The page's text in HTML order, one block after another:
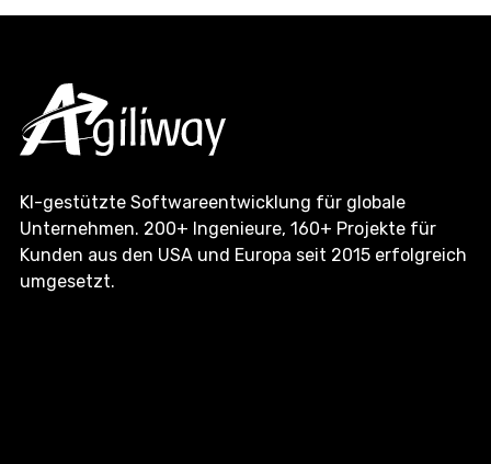
KI-gestützte Softwareentwicklung für globale
Unternehmen. 200+ Ingenieure, 160+ Projekte für
Kunden aus den USA und Europa seit 2015 erfolgreich
umgesetzt.